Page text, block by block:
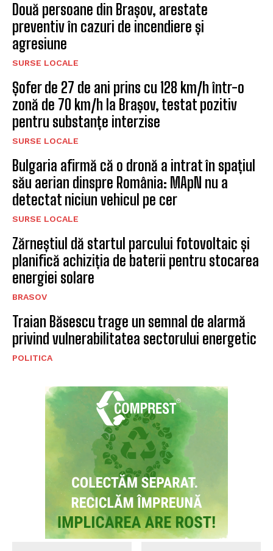
Două persoane din Brașov, arestate
preventiv în cazuri de incendiere și
agresiune
SURSE LOCALE
Șofer de 27 de ani prins cu 128 km/h într-o
zonă de 70 km/h la Brașov, testat pozitiv
pentru substanțe interzise
SURSE LOCALE
Bulgaria afirmă că o dronă a intrat în spațiul
său aerian dinspre România: MApN nu a
detectat niciun vehicul pe cer
SURSE LOCALE
Zărneștiul dă startul parcului fotovoltaic și
planifică achiziția de baterii pentru stocarea
energiei solare
BRASOV
Traian Băsescu trage un semnal de alarmă
privind vulnerabilitatea sectorului energetic
POLITICA